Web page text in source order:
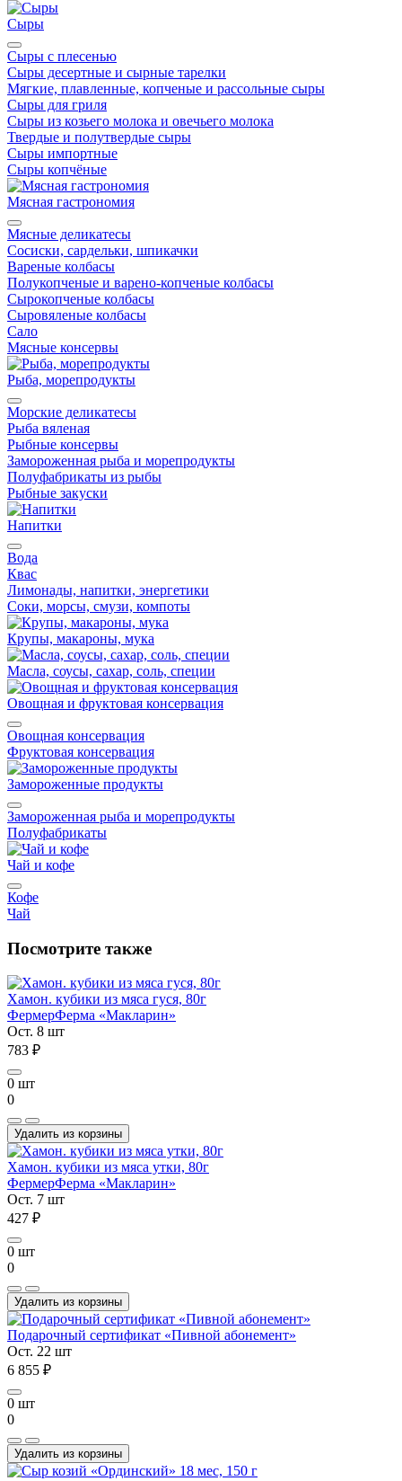
Сыры
Сыры с плесенью
Сыры десертные и сырные тарелки
Мягкие, плавленные, копченые и рассольные сыры
Сыры для гриля
Сыры из козьего молока и овечьего молока
Твердые и полутвердые сыры
Сыры импортные
Сыры копчёные
Мясная гастрономия
Мясные деликатесы
Сосиски, сардельки, шпикачки
Вареные колбасы
Полукопченые и варено-копченые колбасы
Сырокопченые колбасы
Сыровяленые колбасы
Сало
Мясные консервы
Рыба, морепродукты
Морские деликатесы
Рыба вяленая
Рыбные консервы
Замороженная рыба и морепродукты
Полуфабрикаты из рыбы
Рыбные закуски
Напитки
Вода
Квас
Лимонады, напитки, энергетики
Соки, морсы, смузи, компоты
Крупы, макароны, мука
Масла, соусы, сахар, соль, специи
Овощная и фруктовая консервация
Овощная консервация
Фруктовая консервация
Замороженные продукты
Замороженная рыба и морепродукты
Полуфабрикаты
Чай и кофе
Кофе
Чай
Посмотрите также
Хамон. кубики из мяса гуся, 80г
ФермерФерма «Макларин»
Ост. 8 шт
783 ₽
0 шт
0
Удалить из корзины
Хамон. кубики из мяса утки, 80г
ФермерФерма «Макларин»
Ост. 7 шт
427 ₽
0 шт
0
Удалить из корзины
Подарочный сертификат «Пивной абонемент»
Ост. 22 шт
6 855 ₽
0 шт
0
Удалить из корзины